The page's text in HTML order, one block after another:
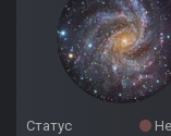
Статус